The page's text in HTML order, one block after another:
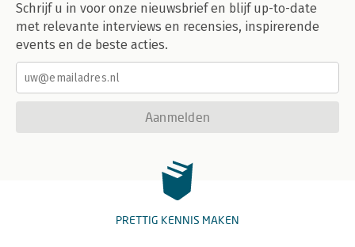
Schrijf u in voor onze nieuwsbrief en blijf up-to-date
met relevante interviews en recensies, inspirerende
events en de beste acties.
Aanmelden
PRETTIG KENNIS MAKEN